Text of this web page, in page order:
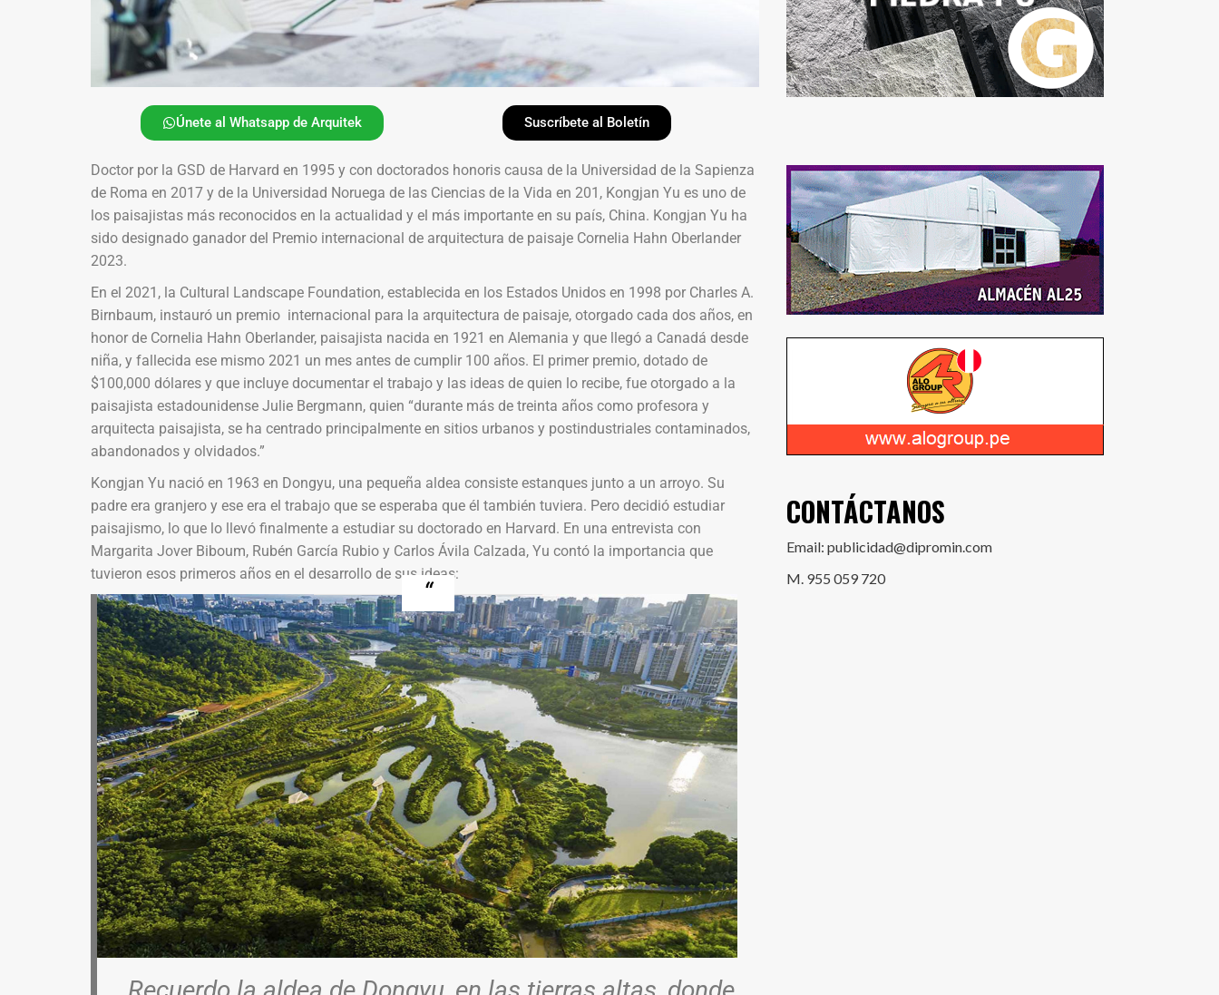
Únete al Whatsapp de Arquitek Suscríbete al Boletín
Doctor por la GSD de Harvard en 1995 y con doctorados honoris causa de la Universidad de la Sapienza
de Roma en 2017 y de la Universidad Noruega de las Ciencias de la Vida en 201, Kongjan Yu es uno de
los paisajistas más reconocidos en la actualidad y el más importante en su país, China. Kongjan Yu ha
sido designado ganador del Premio internacional de arquitectura de paisaje Cornelia Hahn Oberlander
2023.
En el 2021, la Cultural Landscape Foundation, establecida en los Estados Unidos en 1998 por Charles A.
Birnbaum, instauró un premio internacional para la arquitectura de paisaje, otorgado cada dos años, en
honor de Cornelia Hahn Oberlander, paisajista nacida en 1921 en Alemania y que llegó a Canadá desde
niña, y fallecida ese mismo 2021 un mes antes de cumplir 100 años. El primer premio, dotado de
$100,000 dólares y que incluye documentar el trabajo y las ideas de quien lo recibe, fue otorgado a la
paisajista estadounidense Julie Bergmann, quien “durante más de treinta años como profesora y
arquitecta paisajista, se ha centrado principalmente en sitios urbanos y postindustriales contaminados,
abandonados y olvidados.”
Kongjan Yu nació en 1963 en Dongyu, una pequeña aldea consiste estanques junto a un arroyo. Su
padre era granjero y ese era el trabajo que se esperaba que él también tuviera. Pero decidió estudiar
paisajismo, lo que lo llevó finalmente a estudiar su doctorado en Harvard. En una entrevista con
Margarita Jover Biboum, Rubén García Rubio y Carlos Ávila Calzada, Yu contó la importancia que
tuvieron esos primeros años en el desarrollo de sus ideas:
CONTÁCTANOS
Email: publicidad@dipromin.com
M. 955 059 720